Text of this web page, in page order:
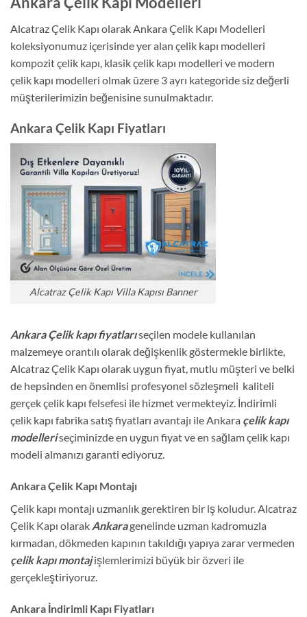
Alcatraz Çelik Kapı olarak Ankara Çelik Kapı Modelleri
koleksiyonumuz içerisinde yer alan çelik kapı modelleri
kompozit çelik kapı, klasik çelik kapı modelleri ve modern
çelik kapı modelleri olmak üzere 3 ayrı kategoride siz değerli
müşterilerimizin beğenisine sunulmaktadır.
Ankara Çelik Kapı Fiyatları
Alcatraz Çelik Kapı Villa Kapısı Banner
Ankara Çelik kapı fiyatlarıseçilen modele kullanılan
malzemeye orantılı olarak değişkenlik göstermekle birlikte,
Alcatraz Çelik Kapı olarak uygun fiyat, mutlu müşteri ve belki
de hepsinden en önemlisi profesyonel sözleşmeli kaliteli
gerçek çelik kapı felsefesi ile hizmet vermekteyiz. İndirimli
çelik kapı fabrika satış fiyatları avantajı ile Ankara çelik kapı
modelleriseçiminizde en uygun fiyat ve en sağlam çelik kapı
modeli almanızı garanti ediyoruz.
Ankara Çelik Kapı Montajı
Çelik kapı montajı uzmanlık gerektiren bir iş koludur. Alcatraz
Çelik Kapı olarak Ankaragenelinde uzman kadromuzla
kırmadan, dökmeden kapının takıldığı yapıya zarar vermeden
çelik kapı montajişlemlerimizi büyük bir özveri ile
gerçekleştiriyoruz.
Ankara İndirimli Kapı Fiyatları